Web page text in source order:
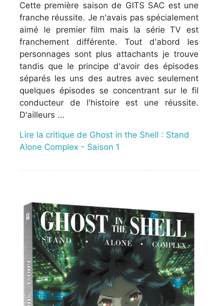
Cette première saison de GITS SAC est une
franche réussite. Je n'avais pas spécialement
aimé le premier film mais la série TV est
franchement différente. Tout d'abord les
personnages sont plus attachants je trouve
tandis que le principe d'avoir des épisodes
séparés les uns des autres avec seulement
quelques épisodes se concentrant sur le fil
conducteur de l'histoire est une réussite.
D'ailleurs ...
Lire la critique de Ghost in the Shell : Stand
Alone Complex - Saison 1